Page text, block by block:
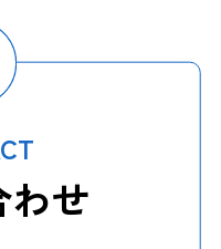
わせ